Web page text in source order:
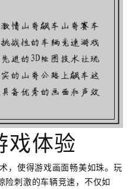
戏体验
，使得游戏画面畅美如珠。玩
险刺激的车辆竞速，不仅如